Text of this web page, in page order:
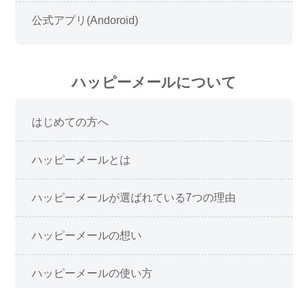
公式アプリ(Andoroid)
ハッピーメールについて
はじめての方へ
ハッピーメールとは
ハッピーメールが選ばれている7つの理由
ハッピーメールの想い
ハッピーメールの使い方